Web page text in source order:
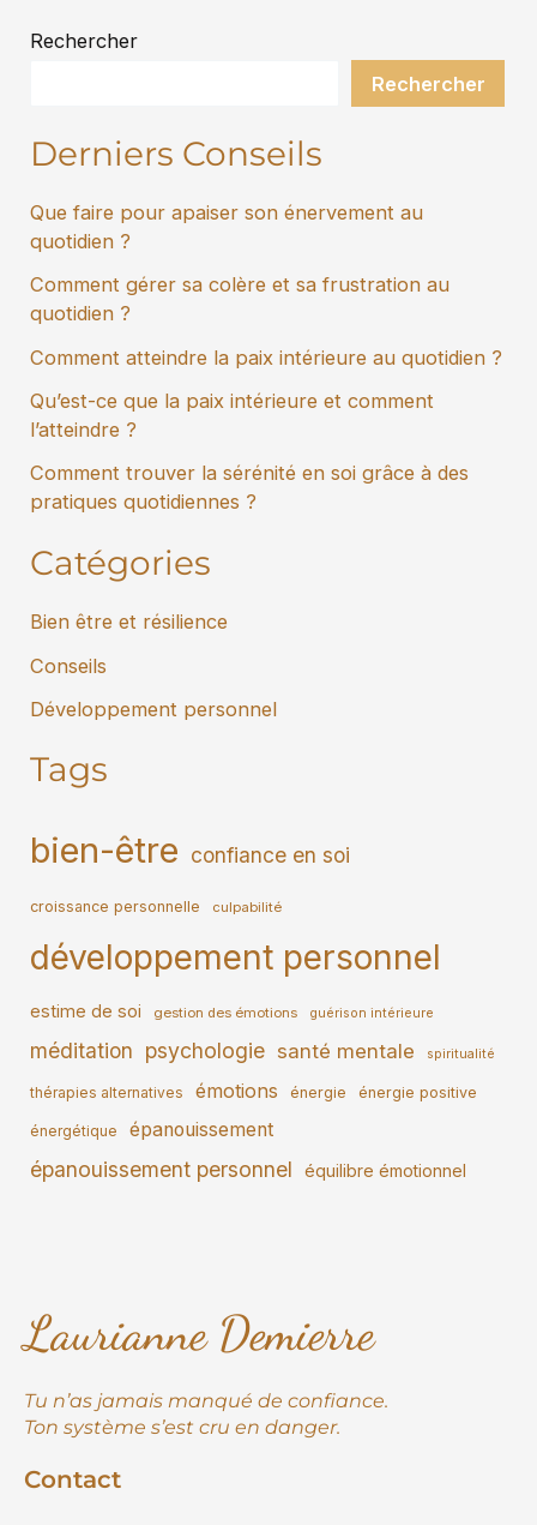
Rechercher
Rechercher
Derniers Conseils
Que faire pour apaiser son énervement au
quotidien ?
Comment gérer sa colère et sa frustration au
quotidien ?
Comment atteindre la paix intérieure au quotidien ?
Qu’est-ce que la paix intérieure et comment
l’atteindre ?
Comment trouver la sérénité en soi grâce à des
pratiques quotidiennes ?
Catégories
Bien être et résilience
Conseils
Développement personnel
Tags
bien-être confiance en soi
croissance personnelle culpabilité
développement personnel
estime de soi gestion des émotions guérison intérieure
méditation psychologie santé mentale spiritualité
thérapies alternatives émotions énergie énergie positive
énergétique épanouissement
épanouissement personnel équilibre émotionnel
Laurianne Demierre
Tu n’as jamais manqué de confiance.
Ton système s’est cru en danger.
Contact